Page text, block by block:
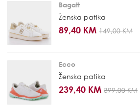
Bagatt
Ženska patika
89,40 KM 149,00 KM
Ecco
Ženska patika
239,40 KM 399,00 KM